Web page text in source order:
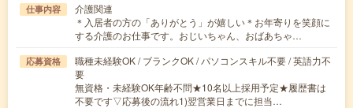
仕事内容
介護関連
＊入居者の方の「ありがとう」が嬉しい＊お年寄りを笑顔に
する介護のお仕事です。おじいちゃん、おばあちゃ…
応募資格
職種未経験OK / ブランクOK / パソコンスキル不要 / 英語力不
要
無資格・未経験OK年齢不問★10名以上採用予定★履歴書は
不要です▽応募後の流れ1)翌営業日までに担当…